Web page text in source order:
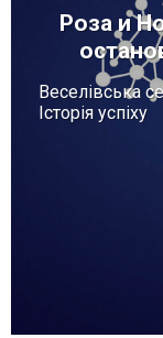
Роза и
Веселівська
Історія успіху